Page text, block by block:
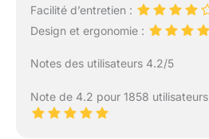
Facilité d’entretien :
Design et ergonomie :
Notes des utilisateurs 4.2/5
Note de 4.2 pour 1858 utilisateurs